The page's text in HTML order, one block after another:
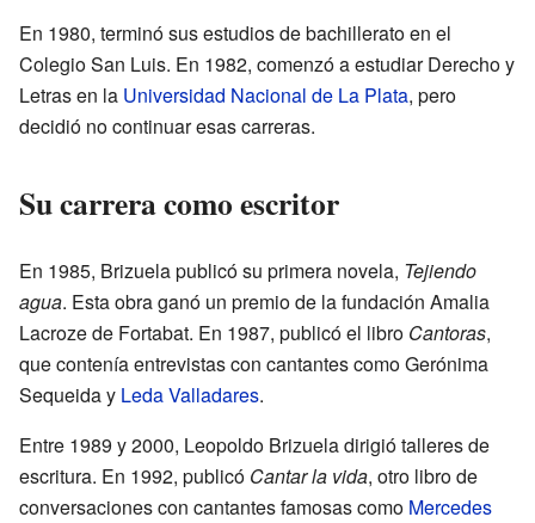
En 1980, terminó sus estudios de bachillerato en el
Colegio San Luis. En 1982, comenzó a estudiar Derecho y
Letras en la Universidad Nacional de La Plata, pero
decidió no continuar esas carreras.
Su carrera como escritor
En 1985, Brizuela publicó su primera novela, Tejiendo
agua. Esta obra ganó un premio de la fundación Amalia
Lacroze de Fortabat. En 1987, publicó el libro Cantoras,
que contenía entrevistas con cantantes como Gerónima
Sequeida y Leda Valladares.
Entre 1989 y 2000, Leopoldo Brizuela dirigió talleres de
escritura. En 1992, publicó Cantar la vida, otro libro de
conversaciones con cantantes famosas como Mercedes